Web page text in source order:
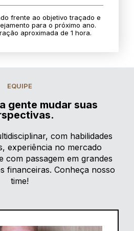
frente ao objetivo traçado e
para o próximo ano.
aproximada de 1 hora.
EQUIPE
gente mudar suas
com habilidades
experiência no mercado
com passagem em grandes
financeiras. Conheça nosso
time!